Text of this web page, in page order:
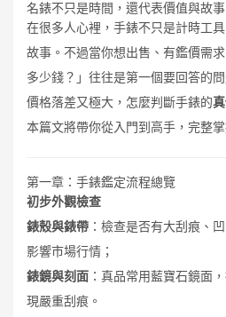
名錶不只是時間，還代表價值與故事
在很多人心裡，手錶不只是計時工
故事。不過當你想出售、有鑑價需
多少錢？」往往是第一個要回答的
價格落差又極大，怎麼判斷手錶的
本篇文將帶你從入門到高手，完整
第一章：手錶鑑定流程總覽
初步外觀檢查
錶殼與錶帶 ：檢查是否有大刮痕、
影響市場行情；
錶鏡與刻面 ：真品常用藍寶石鏡面
現嚴重刮痕。